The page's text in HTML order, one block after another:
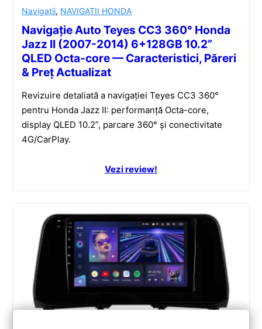
Navigatii, NAVIGATII HONDA
Navigație Auto Teyes CC3 360° Honda
Jazz II (2007-2014) 6+128GB 10.2”
QLED Octa-core — Caracteristici, Păreri
& Preț Actualizat
Revizuire detaliată a navigației Teyes CC3 360°
pentru Honda Jazz II: performanță Octa-core,
display QLED 10.2”, parcare 360° și conectivitate
4G/CarPlay.
Vezi review!